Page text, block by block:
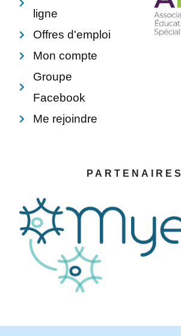
ligne
Offres d'emploi
Mon compte
Groupe
Facebook
Me rejoindre
PARTENAIRES